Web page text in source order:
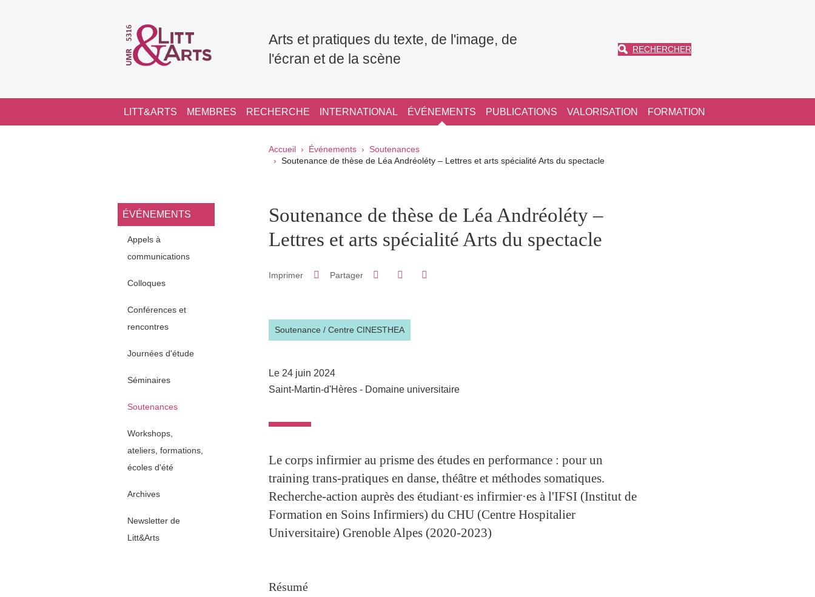
Arts et pratiques du texte, de l'image, de
l'écran et de la scène
RECHERCHER
Navigation principale
LITT&ARTS MEMBRES RECHERCHE INTERNATIONAL ÉVÉNEMENTS PUBLICATIONS VALORISATION FORMATION
Fil d'Ariane
Accueil Événements
Soutenances
Soutenance de thèse de Léa Andréoléty – Lettres et arts spécialité Arts du spectacle
Navigation principale Sidebar
ÉVÉNEMENTS
Appels à
communications
Colloques
Conférences et
rencontres
Journées d'étude
Séminaires
Soutenances
Workshops,
ateliers, formations,
écoles d'été
Archives
Newsletter de
Litt&Arts
Soutenance de thèse de Léa Andréoléty –
Lettres et arts spécialité Arts du spectacle
Imprimer Partager Partager sur Facebook
Partager sur LinkedIn
Soutenance / Centre CINESTHEA
Le 24 juin 2024
Saint-Martin-d'Hères - Domaine universitaire
Le corps infirmier au prisme des études en performance : pour un
training trans-pratiques en danse, théâtre et méthodes somatiques.
Recherche-action auprès des étudiant·es infirmier·es à l'IFSI (Institut de
Formation en Soins Infirmiers) du CHU (Centre Hospitalier
Universitaire) Grenoble Alpes (2020-2023)
Résumé